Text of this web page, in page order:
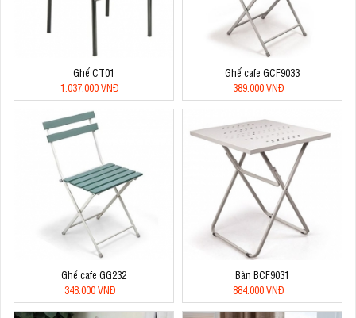
Ghế CT01
1.037.000 VNĐ
Ghế cafe GCF9033
389.000 VNĐ
Ghế cafe GG232
348.000 VNĐ
Bàn BCF9031
884.000 VNĐ